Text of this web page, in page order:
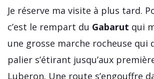
Je réserve ma visite à plus tard.
c’est le rempart du Gabarut qui
une grosse marche rocheuse qui
palier s’étirant jusqu’aux
Luberon. Une route s’engouffre